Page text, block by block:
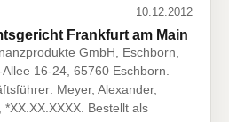
10.12.2012
Frankfurt am Main
GmbH, Eschborn,
16-24, 65760 Eschborn.
Meyer, Alexander,
Bestellt als